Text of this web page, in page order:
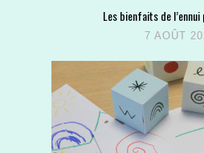
Les bienfaits de
7 AOÛT